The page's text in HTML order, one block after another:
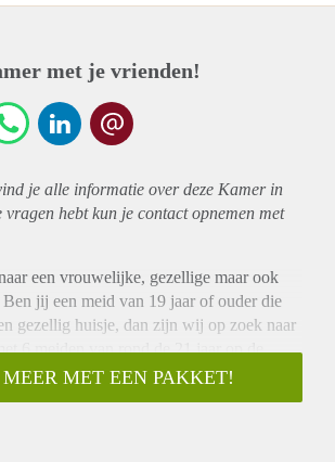
met je vrienden!
je alle informatie over deze Kamer in
hebt kun je contact opnemen met
een vrouwelijke, gezellige maar ook
jij een meid van 19 jaar of ouder die
gezellig huisje, dan zijn wij op zoek naar
6 meiden van rond de 21 jaar op de
precies tussen het station en
zijn ook de Lidl en Appie om de
MET EEN PAKKET!